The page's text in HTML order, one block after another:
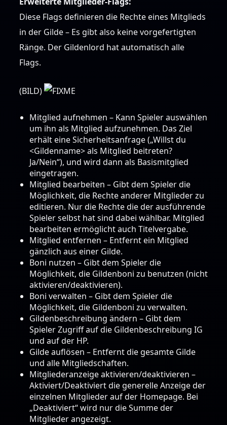
Diese Flags definieren die Rechte eines Mitglieds
in der Gilde – Es gibt also keine vorgefertigten
Ränge. Der Gildenlord hat automatisch alle
Flags.
(BILD)
Mitglied aufnehmen – Kann Spieler auswählen
um ihn als Mitglied aufzunehmen. Das Ziel
erhält eine Sicherheitsanfrage („Willst du
<Gildenname> als Mitglied beitreten?
Ja/Nein“), und wird dann als Basismitglied
eingetragen.
Mitglied bearbeiten – Gibt dem Spieler die
Möglichkeit, die Rechte anderer Mitglieder zu
editieren. Nur die Rechte die der ausführende
Spieler selbst hat sind dabei wählbar. Mitglied
bearbeiten ermöglicht auch Titelvergabe.
Mitglied entfernen – Entfernt ein Mitglied
gänzlich aus einer Gilde.
Boni nutzen – Gibt dem Spieler die
Möglichkeit, die Gildenboni zu benutzen (nicht
aktivieren/deaktivieren).
Boni verwalten – Gibt dem Spieler die
Möglichkeit, die Gildenboni zu verwalten.
Gildenbeschreibung ändern – Gibt dem
Spieler Zugriff auf die Gildenbeschreibung IG
und auf der HP.
Gilde auflösen – Entfernt die gesamte Gilde
und alle Mitgliedschaften.
Mitgliederanzeige aktivieren/deaktivieren –
Aktiviert/Deaktiviert die generelle Anzeige der
einzelnen Mitglieder auf der Homepage. Bei
„Deaktiviert“ wird nur die Summe der
Mitglieder angezeigt.